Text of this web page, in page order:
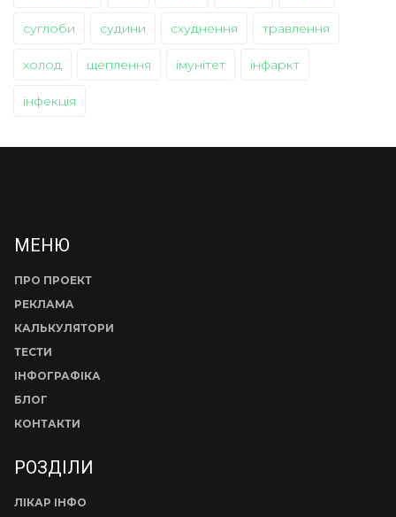
суглоби судини схуднення травлення
холод щеплення імунітет інфаркт
інфекція
МЕНЮ
ПРО ПРОЕКТ
РЕКЛАМА
КАЛЬКУЛЯТОРИ
ТЕСТИ
ІНФОГРАФІКА
БЛОГ
КОНТАКТИ
РОЗДІЛИ
ЛІКАР ІНФО